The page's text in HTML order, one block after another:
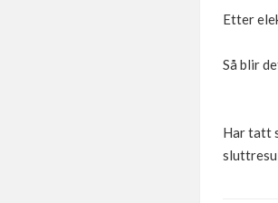
Etter
Så blir
Har tatt